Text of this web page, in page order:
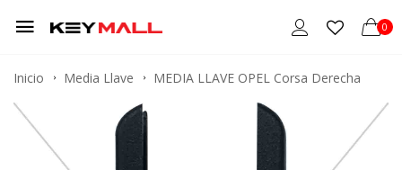
0
Inicio Media Llave MEDIA LLAVE OPEL Corsa Derecha